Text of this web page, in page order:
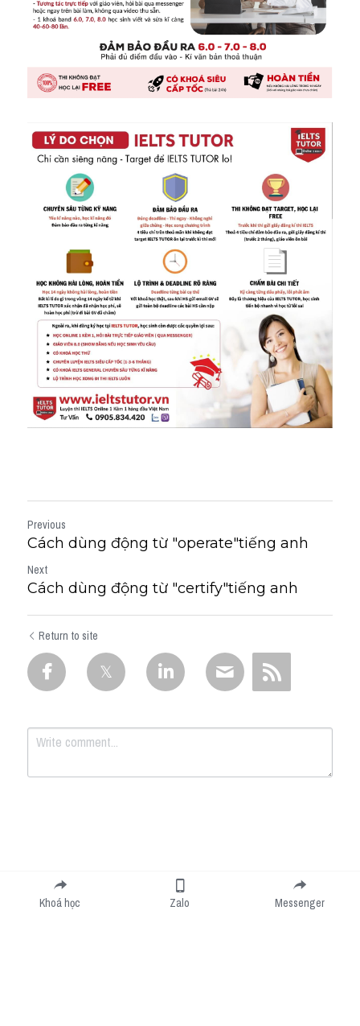
Previous
Cách dùng động từ "operate"tiếng anh
Next
Cách dùng động từ "certify"tiếng anh
Return to site
Submit
Khoá học Zalo Messenger